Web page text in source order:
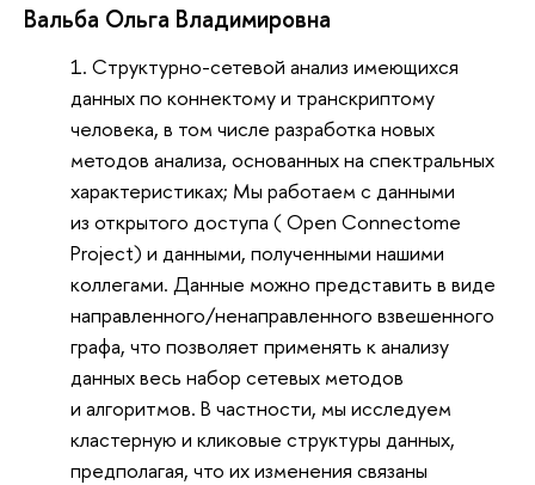
Вальба Ольга Владимировна
Cтруктурно-сетевой анализ имеющихся
данных по коннектому и транскриптому
человека, в том числе разработка новых
методов анализа, основанных на спектральных
характеристиках; Мы работаем с данными
из открытого доступа ( Open Connectome
Project) и данными, полученными нашими
коллегами. Данные можно представить в виде
направленного/ненаправленного взвешенного
графа, что позволяет применять к анализу
данных весь набор сетевых методов
и алгоритмов. В частности, мы исследуем
кластерную и кликовые структуры данных,
предполагая, что их изменения связаны